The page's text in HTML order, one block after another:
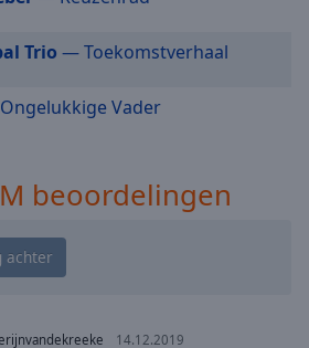
Trio — Toekomstverhaal
Vader
beoordelingen
14.12.2019